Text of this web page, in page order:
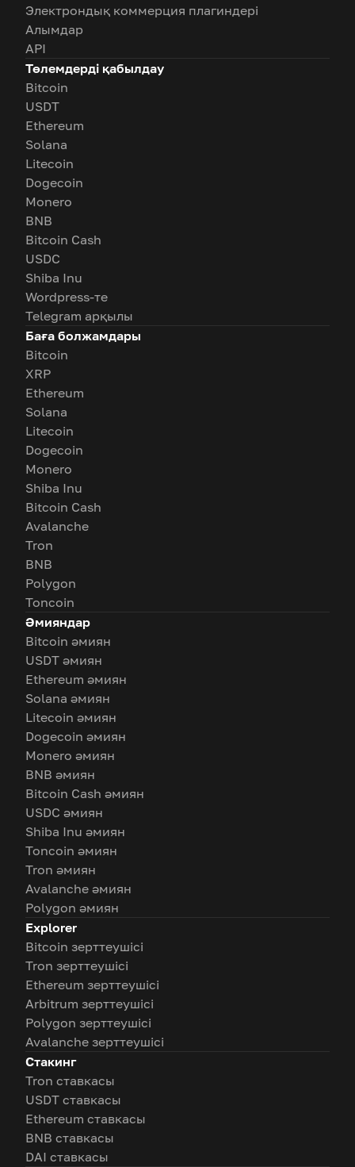
Электрондық коммерция плагиндері
Алымдар
API
Төлемдерді қабылдау
Bitcoin
USDT
Ethereum
Solana
Litecoin
Dogecoin
Monero
BNB
Bitcoin Cash
USDC
Shiba Inu
Wordpress-те
Telegram арқылы
Баға болжамдары
Bitcoin
XRP
Ethereum
Solana
Litecoin
Dogecoin
Monero
Shiba Inu
Bitcoin Cash
Avalanche
Tron
BNB
Polygon
Toncoin
Әмияндар
Bitcoin әмиян
USDT әмиян
Ethereum әмиян
Solana әмиян
Litecoin әмиян
Dogecoin әмиян
Monero әмиян
BNB әмиян
Bitcoin Cash әмиян
USDC әмиян
Shiba Inu әмиян
Toncoin әмиян
Tron әмиян
Avalanche әмиян
Polygon әмиян
Explorer
Bitcoin зерттеушісі
Tron зерттеушісі
Ethereum зерттеушісі
Arbitrum зерттеушісі
Polygon зерттеушісі
Avalanche зерттеушісі
Стакинг
Tron ставкасы
USDT ставкасы
Ethereum ставкасы
BNB ставкасы
DAI ставкасы